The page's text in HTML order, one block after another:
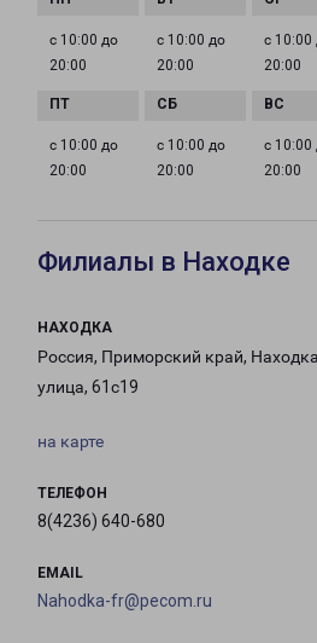
с 10:00 до
20:00
с 10:00 до
20:00
с 10:00
20:00
с 10:00 до
20:00
с 10:00 до
20:00
с 10:00
20:00
Филиалы в Находке
НАХОДКА
Россия, Приморский край,
улица, 61с19
на карте
ТЕЛЕФОН
8(4236) 640-680
EMAIL
Nahodka-fr@pecom.ru